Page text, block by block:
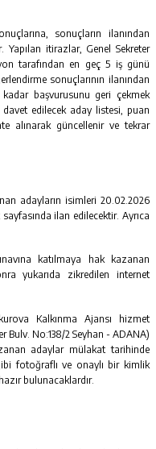
sonuçların ilanından
itirazlar, Genel Sekreter
tarafından en geç 5 iş günü
sonuçlarının ilanından
başvurusunu geri çekmek
davet edilecek aday listesi, puan
alınarak güncellenir ve tekrar
adayların isimleri 20.02.2026
ilan edilecektir. Ayrıca
katılmaya hak kazanan
yukarıda zikredilen internet
Kalkınma Ajansı hizmet
Bulv. No:138/2 Seyhan - ADANA)
adaylar mülakat tarihinde
fotoğraflı ve onaylı bir kimlik
bulunacaklardır.